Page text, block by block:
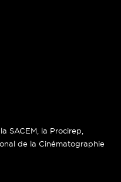
SACEM, la Procirep,
de la Cinématographie